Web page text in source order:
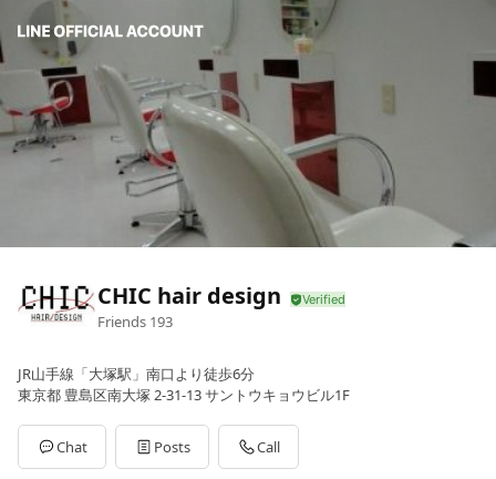
CHIC hair design
Friends 193
JR山手線「大塚駅」南口より徒歩6分
東京都 豊島区南大塚 2-31-13 サントウキョウビル1F
Chat Posts Call